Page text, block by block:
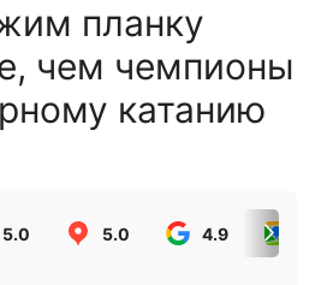
планку
чем чемпионы
катанию
5.0 5.0 4.9